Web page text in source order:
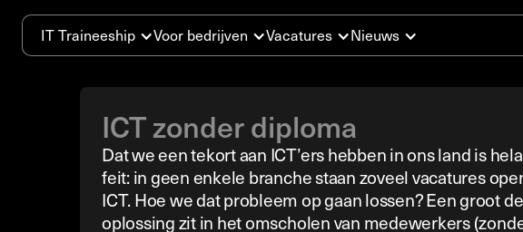
IT Traineeship Voor bedrijven Vacatures Nieuws
ICT zonder diploma
Dat we een tekort aan ICT’ers hebben in ons land is
feit: in geen enkele branche staan zoveel vacatures
ICT. Hoe we dat probleem op gaan lossen? Een groot
oplossing zit in het omscholen van medewerkers